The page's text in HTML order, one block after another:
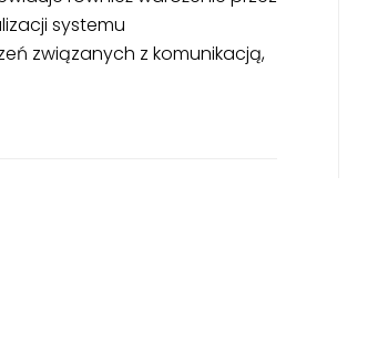
systemu
związanych z komunikacją,